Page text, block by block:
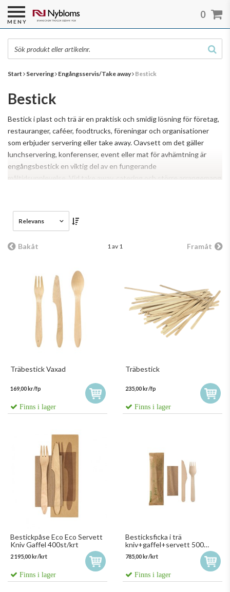
Start Servering Engångsservis/Take away Bestick
Bestick
Bestick i plast och trä är en praktisk och smidig lösning för företag,
restauranger, caféer, foodtrucks, föreningar och organisationer
som erbjuder servering eller take away. Oavsett om det gäller
lunchservering, konferenser, event eller mat för avhämtning är
engångsbestick en viktig del av en fungerande
måltidsupplevelse. Vid take away, catering och större arrangemang
de minskar behovet av disk och förenklar hanteringen för både
personal och gäster.
Relevans
Bakåt 1 av 1 Framåt
Träbestick Vaxad
169,00 kr/fp
Finns i lager
Träbestick
235,00 kr/fp
Finns i lager
Bestickpåse Eco Eco Servett
Kniv Gaffel 400st/krt
2 195,00 kr/krt
Finns i lager
Besticksficka i trä
kniv+gaffel+servett 500
st/krt
785,00 kr/krt
Finns i lager
MENY
0